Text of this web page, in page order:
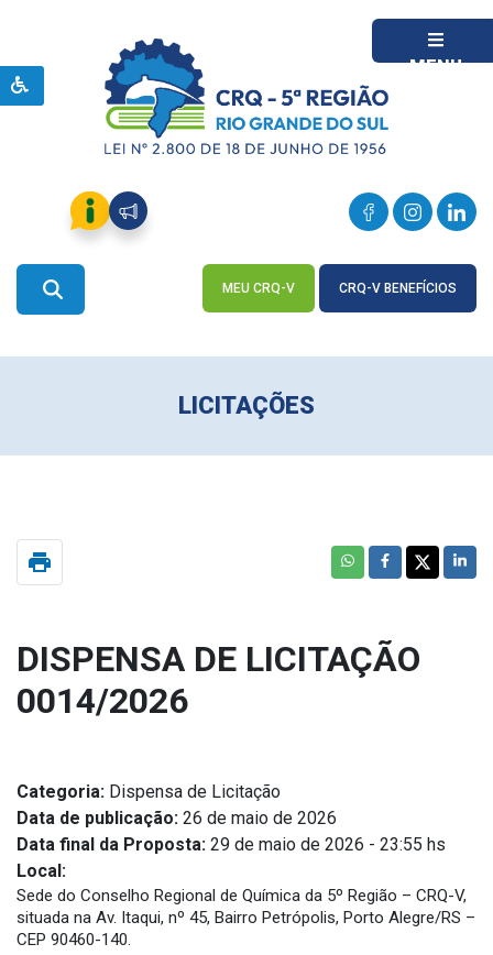
MENU
MEU CRQ-V CRQ-V BENEFÍCIOS
LICITAÇÕES
print
DISPENSA DE LICITAÇÃO
0014/2026
Categoria: Dispensa de Licitação
Data de publicação: 26 de maio de 2026
Data final da Proposta: 29 de maio de 2026 - 23:55 hs
Local:
Sede do Conselho Regional de Química da 5º Região – CRQ-V,
situada na Av. Itaqui, nº 45, Bairro Petrópolis, Porto Alegre/RS –
CEP 90460-140.